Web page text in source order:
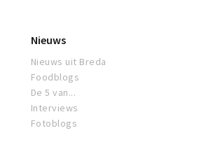
Nieuws
Nieuws uit Breda
Foodblogs
De 5 van...
Interviews
Fotoblogs